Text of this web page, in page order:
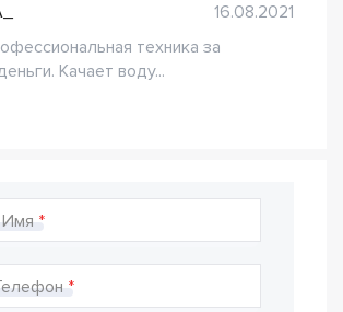
16.08.2021
техника за
Качает воду...